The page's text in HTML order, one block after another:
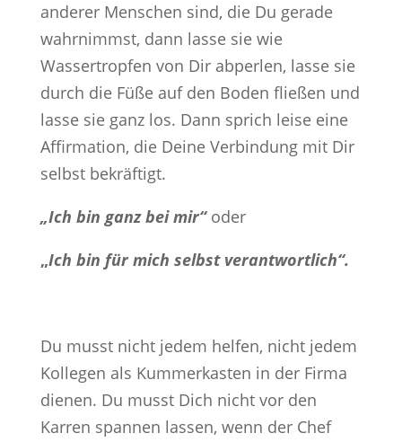
anderer Menschen sind, die Du gerade
wahrnimmst, dann lasse sie wie
Wassertropfen von Dir abperlen, lasse sie
durch die Füße auf den Boden fließen und
lasse sie ganz los. Dann sprich leise eine
Affirmation, die Deine Verbindung mit Dir
selbst bekräftigt.
„Ich bin ganz bei mir“oder
„Ich bin für mich selbst verantwortlich“.
Du musst nicht jedem helfen, nicht jedem
Kollegen als Kummerkasten in der Firma
dienen. Du musst Dich nicht vor den
Karren spannen lassen, wenn der Chef